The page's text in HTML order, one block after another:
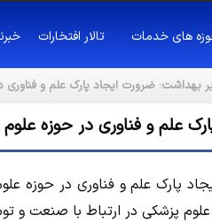
های خدمات تالار افتخارات
بهداشت: ضرورت ایجاد پارک علم و
علم و فناوری در حوزه
پارک علم و فناوری در حوزه
پزشکی در ارتباط با صنعت و